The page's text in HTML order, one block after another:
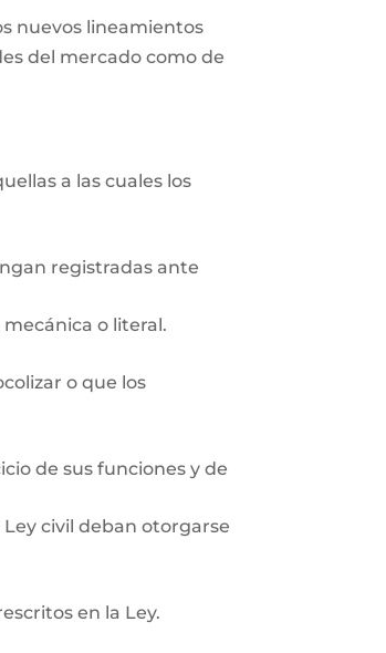
nuevos lineamientos
del mercado como de
a las cuales los
registradas ante
o literal.
o que los
de sus funciones y de
civil deban otorgarse
en la Ley.